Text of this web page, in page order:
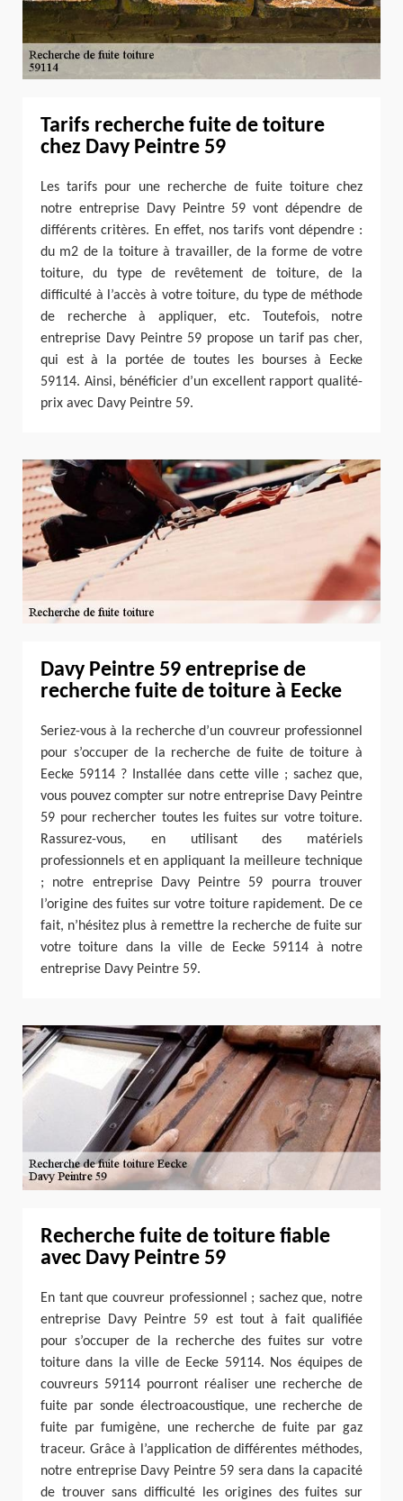
Tarifs recherche fuite de toiture
chez Davy Peintre 59
Les tarifs pour une recherche de fuite toiture chez
notre entreprise Davy Peintre 59 vont dépendre de
différents critères. En effet, nos tarifs vont dépendre :
du m2 de la toiture à travailler, de la forme de votre
toiture, du type de revêtement de toiture, de la
difficulté à l’accès à votre toiture, du type de méthode
de recherche à appliquer, etc. Toutefois, notre
entreprise Davy Peintre 59 propose un tarif pas cher,
qui est à la portée de toutes les bourses à Eecke
59114. Ainsi, bénéficier d’un excellent rapport qualité-
prix avec Davy Peintre 59.
Davy Peintre 59 entreprise de
recherche fuite de toiture à Eecke
Seriez-vous à la recherche d’un couvreur professionnel
pour s’occuper de la recherche de fuite de toiture à
Eecke 59114 ? Installée dans cette ville ; sachez que,
vous pouvez compter sur notre entreprise Davy Peintre
59 pour rechercher toutes les fuites sur votre toiture.
Rassurez-vous, en utilisant des matériels
professionnels et en appliquant la meilleure technique
; notre entreprise Davy Peintre 59 pourra trouver
l’origine des fuites sur votre toiture rapidement. De ce
fait, n’hésitez plus à remettre la recherche de fuite sur
votre toiture dans la ville de Eecke 59114 à notre
entreprise Davy Peintre 59.
Recherche fuite de toiture fiable
avec Davy Peintre 59
En tant que couvreur professionnel ; sachez que, notre
entreprise Davy Peintre 59 est tout à fait qualifiée
pour s’occuper de la recherche des fuites sur votre
toiture dans la ville de Eecke 59114. Nos équipes de
couvreurs 59114 pourront réaliser une recherche de
fuite par sonde électroacoustique, une recherche de
fuite par fumigène, une recherche de fuite par gaz
traceur. Grâce à l’application de différentes méthodes,
notre entreprise Davy Peintre 59 sera dans la capacité
de trouver sans difficulté les origines des fuites sur